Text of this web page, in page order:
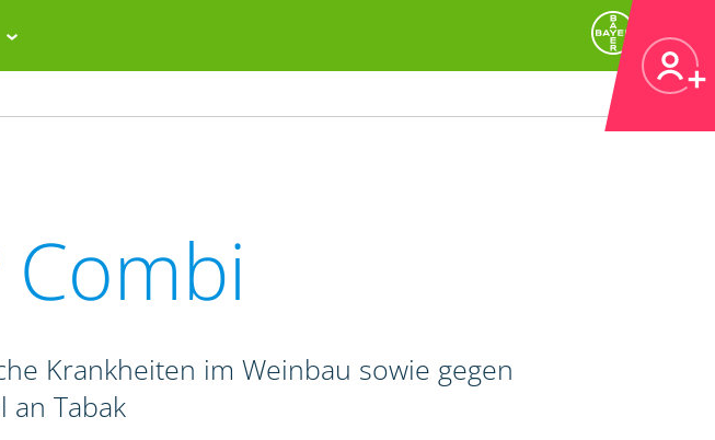
Combi
Krankheiten im Weinbau sowie gegen
an Tabak